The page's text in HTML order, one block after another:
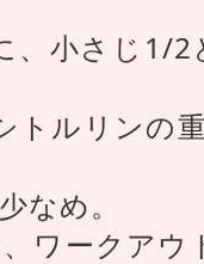
、小さじ1/
トルリンの
なめ。
ワークア